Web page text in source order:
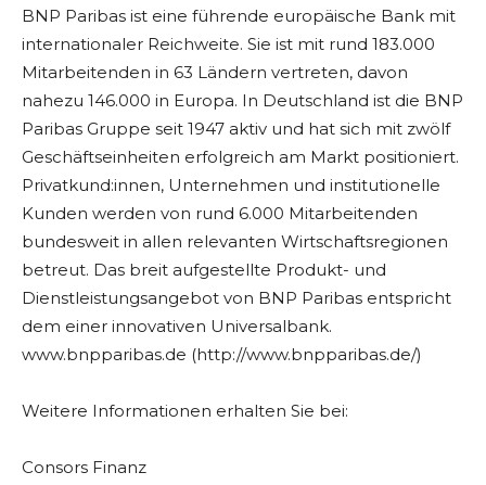
BNP Paribas ist eine führende europäische Bank mit
internationaler Reichweite. Sie ist mit rund 183.000
Mitarbeitenden in 63 Ländern vertreten, davon
nahezu 146.000 in Europa. In Deutschland ist die BNP
Paribas Gruppe seit 1947 aktiv und hat sich mit zwölf
Geschäftseinheiten erfolgreich am Markt positioniert.
Privatkund:innen, Unternehmen und institutionelle
Kunden werden von rund 6.000 Mitarbeitenden
bundesweit in allen relevanten Wirtschaftsregionen
betreut. Das breit aufgestellte Produkt- und
Dienstleistungsangebot von BNP Paribas entspricht
dem einer innovativen Universalbank.
www.bnpparibas.de (http://www.bnpparibas.de/)
Weitere Informationen erhalten Sie bei:
Consors Finanz